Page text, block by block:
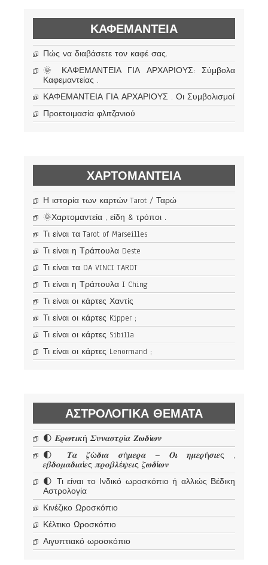
ΚΑΦΕΜΑΝΤΕΊΑ
Πώς να διαβάσετε τον καφέ σας.
🌞 ΚΑΦΕΜΑΝΤΕΙΑ ΓΙΑ ΑΡΧΑΡΙΟΥΣ: Σύμβολα
Καφεμαντείας .
ΚΑΦΕΜΑΝΤΕΙΑ ΓΙΑ ΑΡΧΑΡΙΟΥΣ . Οι Συμβολισμοί
Προετοιμασία φλιτζανιού
ΧΑΡΤΟΜΑΝΤΕΊΑ
Η ιστορία των καρτών Tarot / Ταρώ
🌞Χαρτομαντεία , είδη & τρόποι .
Τι είναι τα Tarot of Marseilles
Τι είναι η Τράπουλα Deste
Τι είναι τα DA VINCI TAROT
Τι είναι η Τράπουλα I Ching
Τι είναι οι κάρτες Χαντίς
Τι είναι οι κάρτες Kipper ;
Τι είναι οι κάρτες Sibilla
Τι είναι οι κάρτες Lenormand ;
ΑΣΤΡΟΛΟΓΙΚΆ ΘΈΜΑΤΑ
🌓 𝜠𝝆𝝎𝝉𝜾𝜿ή 𝜮𝝊𝝂𝜶𝝈𝝉𝝆ί𝜶 𝜡𝝎𝜹ί𝝎𝝂
🌓 𝜯𝜶 𝜻ώ𝜹𝜾𝜶 𝝈ή𝝁𝜺𝝆𝜶 – 𝜪𝜾 𝜼𝝁𝜺𝝆ή𝝈𝜾𝜺ς ,
𝜺𝜷𝜹𝝄𝝁𝜶𝜹𝜾𝜶ί𝜺ς 𝝅𝝆𝝄𝜷𝝀έ𝝍𝜺𝜾ς 𝜻𝝎𝜹ί𝝎𝝂
🌓 Τι είναι το Ινδικό ωροσκόπιο ή αλλιώς Βέδικη
Αστρολογία
Κινέζικο Ωροσκόπιο
Κέλτικο Ωροσκόπιο
Αιγυπτιακό ωροσκόπιο